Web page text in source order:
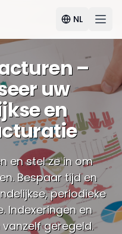
NL
–
uw
en
en stel ze in om
Bespaar tijd en
periodieke
Indexeringen en
geregeld.